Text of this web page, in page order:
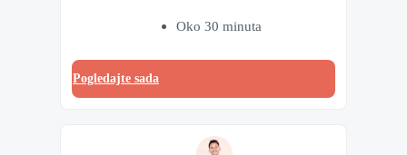
Oko 30 minuta
Pogledajte sada